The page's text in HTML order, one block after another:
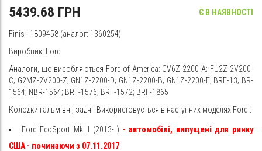
5439.68 ГРН Є В НАЯВНОСТІ
Finis : 1809458 (аналог: 1360254)
Виробник: Ford
Аналоги, що виробляються Ford of America: CV6Z-2200-A; FU2Z-2V200-
C; G2MZ-2V200-Z; GN1Z-2200-D; GN1Z-2200-B; GN1Z-2200-E; BRF-13; BR-
1564; NBR-1564; BRF-1576; BRF-1572; BRF-1865
Колодки гальмівні, задні. Використовується в наступних моделях Ford :
Ford EcoSport Mk II (2013- ) - автомобілі, випущені для ринку
США - починаючи з 07.11.2017